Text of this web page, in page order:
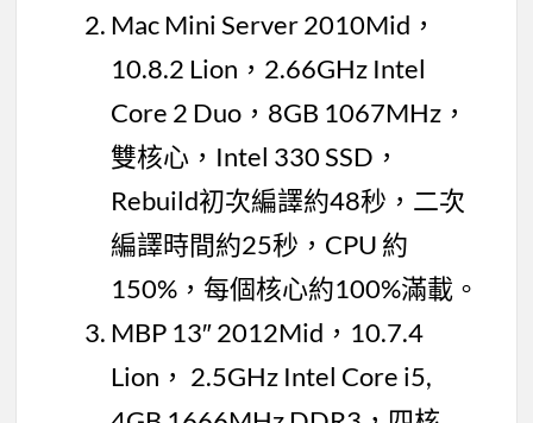
Mac Mini Server 2010Mid，
10.8.2 Lion，2.66GHz Intel
Core 2 Duo，8GB 1067MHz，
雙核心，Intel 330 SSD，
Rebuild初次編譯約48秒，二次
編譯時間約25秒，CPU 約
150%，每個核心約100%滿載。
MBP 13″ 2012Mid，10.7.4
Lion， 2.5GHz Intel Core i5,